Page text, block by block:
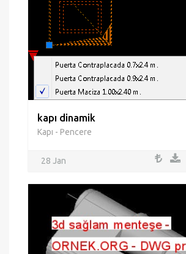
kapı dinamik
Kapı - Pencere
28 Jan